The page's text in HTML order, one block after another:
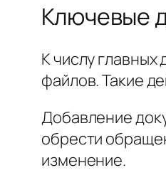
Ключевые
К числу
файлов. Такие
Добавление
обрести
изменение.